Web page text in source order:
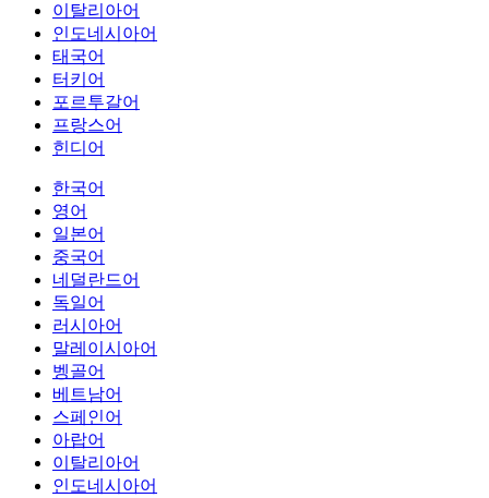
이탈리아어
인도네시아어
태국어
터키어
포르투갈어
프랑스어
힌디어
한국어
영어
일본어
중국어
네덜란드어
독일어
러시아어
말레이시아어
벵골어
베트남어
스페인어
아랍어
이탈리아어
인도네시아어